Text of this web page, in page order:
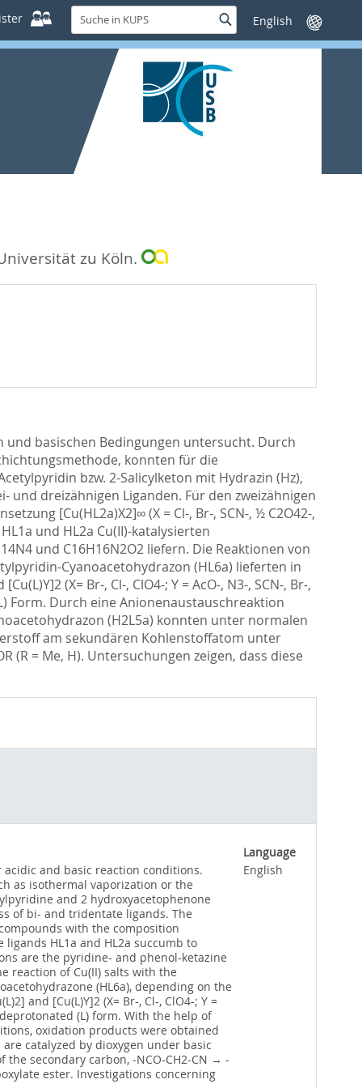
Suche
in
KUPS
SucheSprache
wechseln
zu Köln.
basischen Bedingungen untersucht. Durch
konnten für die
bzw. 2-Salicylketon mit Hydrazin (Hz),
und dreizähnigen Liganden. Für den zweizähnigen
[Cu(HL2a)X2]∞ (X = Cl-, Br-, SCN-, ½ C2O42-,
und HL2a Cu(II)-katalysierten
und C16H16N2O2 liefern. Die Reaktionen von
Cyanoacetohydrazon (HL6a) lieferten in
(X= Br-, Cl-, ClO4-; Y = AcO-, N3-, SCN-, Br-,
Form. Durch eine Anionenaustauschreaktion
(H2L5a) konnten unter normalen
am sekundären Kohlenstoffatom unter
(R = Me, H). Untersuchungen zeigen, dass diese
Language
and basic reaction conditions.
as isothermal vaporization or the
and 2 hydroxyacetophenone
of bi- and tridentate ligands. The
with the composition
ligands HL1a and HL2a succumb to
are the pyridine- and phenol-ketazine
reaction of Cu(II) salts with the
(HL6a), depending on the
and [Cu(L)Y]2 (X= Br-, Cl-, ClO4-; Y =
(L) form. With the help of
oxidation products were obtained
catalyzed by dioxygen under basic
secondary carbon, -NCO-CH2-CN → -
ester. Investigations concerning
English